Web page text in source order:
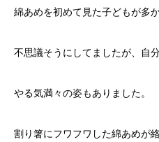
綿あめを初めて見た子どもが多
不思議そうにしてましたが、自
やる気満々の姿もありました。
割り箸にフワフワした綿あめが